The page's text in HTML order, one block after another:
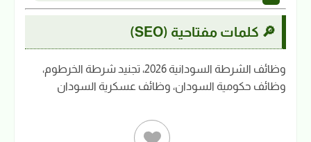
🔎 كلمات مفتاحية (SEO)
وظائف الشرطة السودانية 2026، تجنيد شرطة الخرطوم،
وظائف حكومية السودان، وظائف عسكرية السودان